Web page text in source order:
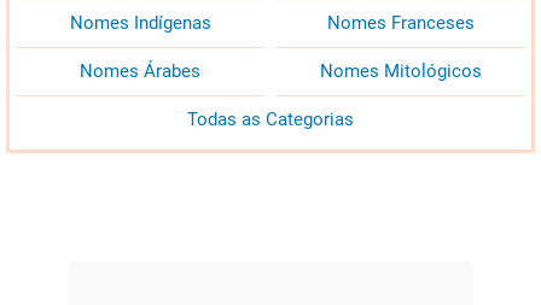
Nomes Indígenas Nomes Franceses
Nomes Árabes Nomes Mitológicos
Todas as Categorias